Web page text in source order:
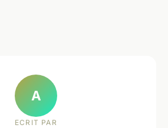
A
ECRIT PAR